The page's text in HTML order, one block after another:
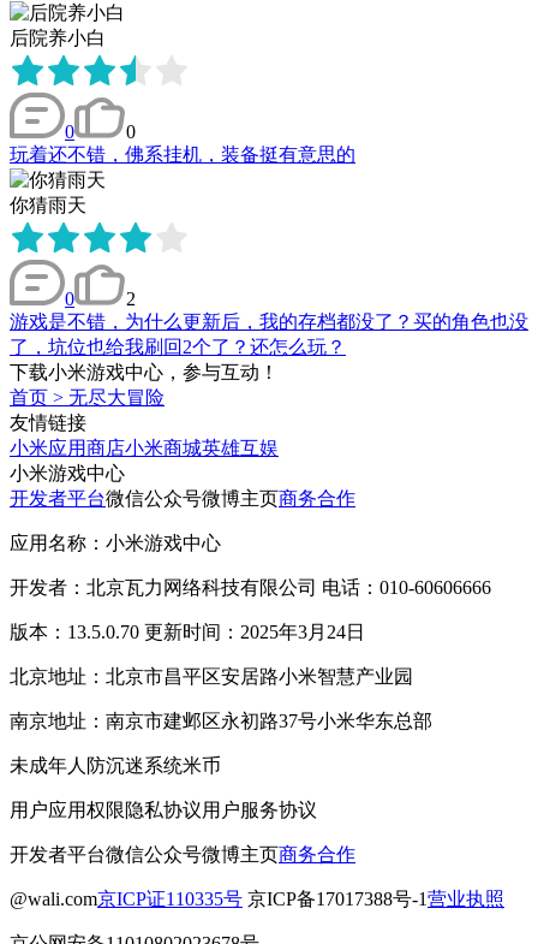
后院养小白
0
0
玩着还不错，佛系挂机，装备挺有意思的
你猜雨天
0
2
游戏是不错，为什么更新后，我的存档都没了？买的角色也没
了，坑位也给我刷回2个了？还怎么玩？
下载小米游戏中心，参与互动！
首页 > 无尽大冒险
友情链接
小米应用商店小米商城英雄互娱
小米游戏中心
开发者平台微信公众号微博主页商务合作
应用名称：小米游戏中心
开发者：北京瓦力网络科技有限公司 电话：010-60606666
版本：13.5.0.70 更新时间：2025年3月24日
北京地址：北京市昌平区安居路小米智慧产业园
南京地址：南京市建邺区永初路37号小米华东总部
未成年人防沉迷系统米币
用户应用权限隐私协议用户服务协议
开发者平台微信公众号微博主页商务合作
@wali.com京ICP证110335号 京ICP备17017388号-1营业执照